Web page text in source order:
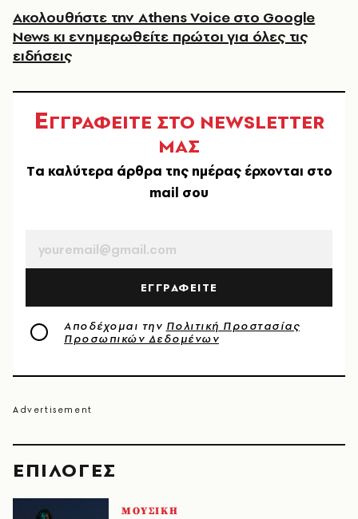
EΠΙΛΟΓΈΣ
ΜΟΥΣΙΚΗ
Ακολουθήστε την Athens Voice στο Google
News κι ενημερωθείτε πρώτοι για όλες τις
ειδήσεις
ΕΓΓΡΑΦΕΙΤΕ ΣΤΟ NEWSLETTER
ΜΑΣ
Tα καλύτερα άρθρα της ημέρας έρχονται στο
mail σου
ΕΓΓΡΑΦΕΙΤΕ
Αποδέχομαι την Πολιτική Προστασίας
Προσωπικών Δεδομένων